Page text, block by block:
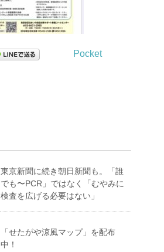
Pocket
東京新聞に続き朝日新聞も。「誰
でも〜PCR」ではなく「むやみに
検査を広げる必要はない」
「せたがや涼風マップ」を配布
中！